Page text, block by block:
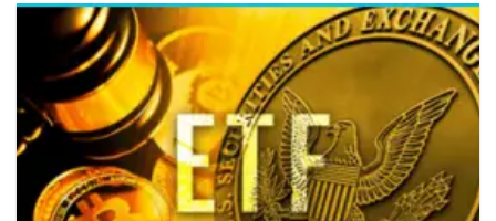
Hóa Mới tại Pakistan Chính phủ Pakistan...